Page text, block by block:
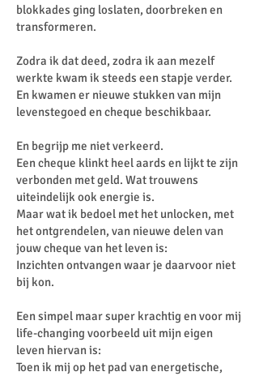
blokkades ging loslaten, doorbreken en
transformeren.
Zodra ik dat deed, zodra ik aan mezelf
werkte kwam ik steeds een stapje verder.
En kwamen er nieuwe stukken van mijn
levenstegoed en cheque beschikbaar.
En begrijp me niet verkeerd.
Een cheque klinkt heel aards en lijkt te zijn
verbonden met geld. Wat trouwens
uiteindelijk ook energie is.
Maar wat ik bedoel met het unlocken, met
het ontgrendelen, van nieuwe delen van
jouw cheque van het leven is:
Inzichten ontvangen waar je daarvoor niet
bij kon.
Een simpel maar super krachtig en voor mij
life-changing voorbeeld uit mijn eigen
leven hiervan is:
Toen ik mij op het pad van energetische,